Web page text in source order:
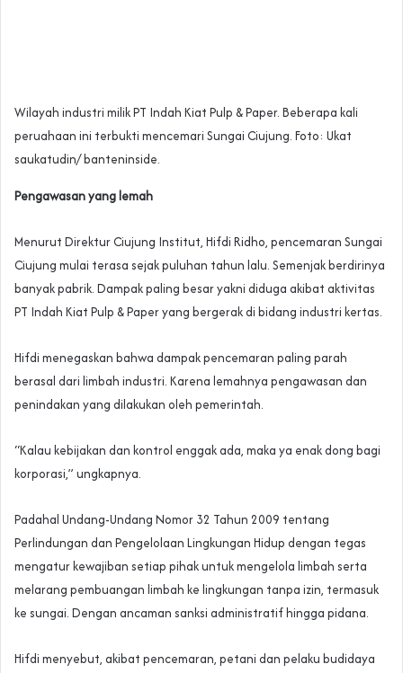
Wilayah industri milik PT Indah Kiat Pulp & Paper. Beberapa kali
peruahaan ini terbukti mencemari Sungai Ciujung. Foto: Ukat
saukatudin/ banteninside.
Pengawasan yang lemah
Menurut Direktur Ciujung Institut, Hifdi Ridho, pencemaran Sungai
Ciujung mulai terasa sejak puluhan tahun lalu. Semenjak berdirinya
banyak pabrik. Dampak paling besar yakni diduga akibat aktivitas
PT Indah Kiat Pulp & Paper yang bergerak di bidang industri kertas.
Hifdi menegaskan bahwa dampak pencemaran paling parah
berasal dari limbah industri. Karena lemahnya pengawasan dan
penindakan yang dilakukan oleh pemerintah.
“Kalau kebijakan dan kontrol enggak ada, maka ya enak dong bagi
korporasi,” ungkapnya.
Padahal Undang-Undang Nomor 32 Tahun 2009 tentang
Perlindungan dan Pengelolaan Lingkungan Hidup dengan tegas
mengatur kewajiban setiap pihak untuk mengelola limbah serta
melarang pembuangan limbah ke lingkungan tanpa izin, termasuk
ke sungai. Dengan ancaman sanksi administratif hingga pidana.
Hifdi menyebut, akibat pencemaran, petani dan pelaku budidaya